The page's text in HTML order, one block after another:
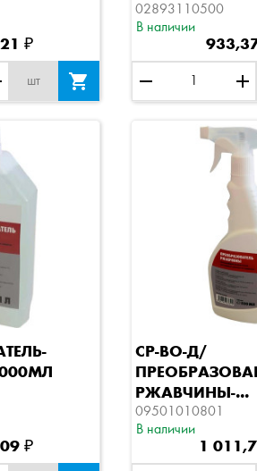
₽
шт 
02893110500
В наличии
remove add
₽
Быстрый
СР-ВО-Д/
РЖАВЧИНЫ-...
09501010801
В наличии
1